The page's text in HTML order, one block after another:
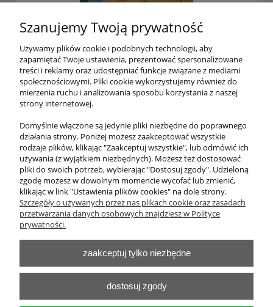
Miara wzrostu dziecka słoń
615,00 zł
zawiera 23% VAT, bez kosztów dostawy
do koszyka
O nas
Pomoc
Moje konto
Szanujemy Twoją prywatność
Używamy plików cookie i podobnych technologii, aby
zapamiętać Twoje ustawienia, prezentować spersonalizowane
treści i reklamy oraz udostępniać funkcje związane z mediami
społecznościowymi. Pliki cookie wykorzystujemy również do
mierzenia ruchu i analizowania sposobu korzystania z naszej
strony internetowej.
Domyślnie włączone są jedynie pliki niezbędne do poprawnego
działania strony. Poniżej możesz zaakceptować wszystkie
rodzaje plików, klikając "Zaakceptuj wszystkie", lub odmówić ich
używania (z wyjątkiem niezbędnych). Możesz też dostosować
pliki do swoich potrzeb, wybierając "Dostosuj zgody". Udzieloną
zgodę możesz w dowolnym momencie wycofać lub zmienić,
klikając w link "Ustawienia plików cookies" na dole strony.
Szczegóły o używanych przez nas plikach cookie oraz zasadach
przetwarzania danych osobowych znajdziesz w Polityce
prywatności.
zaakceptuj tylko niezbędne
dostosuj zgody